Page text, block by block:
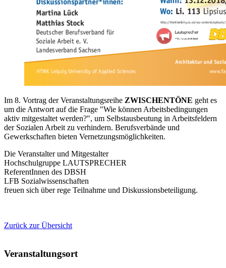
Im 8. Vortrag der Veranstaltungsreihe ZWISCHENTÖNE geht es
um die Antwort auf die Frage "Wie können Arbeitsbedingungen
aktiv mitgestaltet werden?", um Selbstausbeutung in Arbeitsfeldern
der Sozialen Arbeit zu verhindern. Berufsverbände und
Gewerkschaften bieten Vernetzungsmöglichkeiten.
Die Veranstalter und Mitgestalter
Hochschulgruppe LAUTSPRECHER
ReferentInnen des DBSH
LFB Sozialwissenschaften
freuen sich über rege Teilnahme und Diskussionsbeteiligung.
Zurück zur Übersicht
Veranstaltungsort